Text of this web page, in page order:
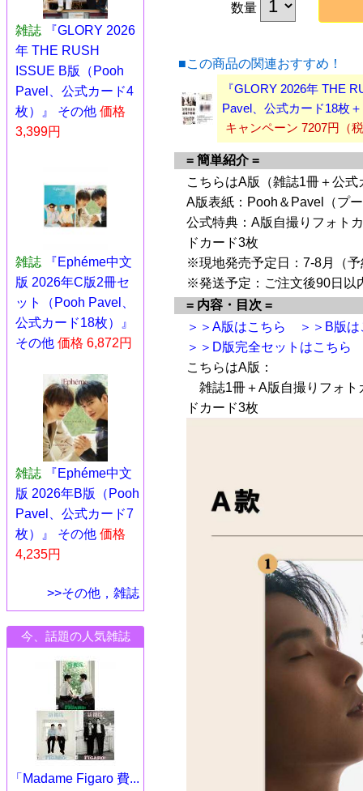
雑誌
『GLORY 2026
年 THE RUSH
ISSUE B版（Pooh
Pavel、公式カード4
枚）』 その他 価格
3,399円
雑誌
『Ephéme中文
版 2026年C版2冊セ
ット（Pooh Pavel、
公式カード18枚）』
その他 価格 6,872円
雑誌
『Ephéme中文
版 2026年B版（Pooh
Pavel、公式カード7
枚）』 その他 価格
4,235円
>>その他，雑誌
今、話題の人気雑誌
「Madame Figaro 費...
数量
■この商品の関連おすすめ！
『GLORY 2026年 THE
Pavel、公式カード18枚
キャンペーン 7207円（
= 簡単紹介 =
こちらはA版（雑誌1冊＋公
A版表紙：Pooh＆Pavel（プ
公式特典：A版自撮りフォト
ドカード3枚
※現地発売予定日：7-8月（
※発送予定：ご注文後90日以
= 内容・目次 =
＞＞A版はこちら
＞＞B版
＞＞D版完全セットはこちら
こちらはA版：
雑誌1冊＋A版自撮りフォト
ドカード3枚